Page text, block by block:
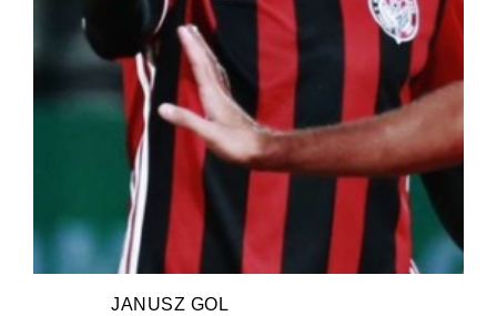
JANUSZ GOL